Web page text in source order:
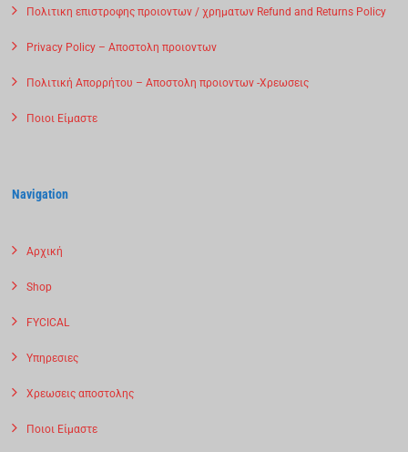
Πολιτικη επιστροφης προιοντων / χρηματων Refund and Returns Policy
Privacy Policy – Αποστολη προιοντων
Πολιτική Απορρήτου – Αποστολη προιοντων -Χρεωσεις
Ποιοι Είμαστε
Navigation
Αρχική
Shop
FYCICAL
Υπηρεσιες
Χρεωσεις αποστολης
Ποιοι Είμαστε